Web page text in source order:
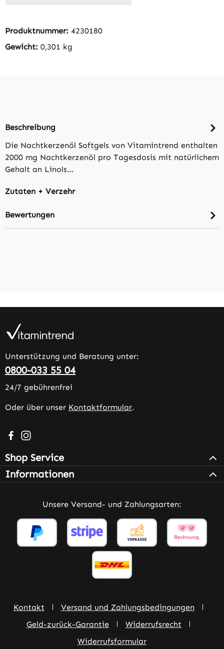
Produktnummer: 4230180
Gewicht: 0,301 kg
Beschreibung
Die Nachtkerzenöl Softgels von Vitamintrend enthalten
2000 mg Nachtkerzenöl pro Tagesdosis mit natürlichem
Gehalt an Linols…
Zutaten + Verzehr
Bewertungen
Unterstützung und Beratung unter:
0800-033 55 04
24/7 gebührenfrei
Oder über unser Kontaktformular.
Besuche uns auf Facebook – öffnet in neuem Tab
Schau auf Instagram vorbei – öffnet in neuem Tab
Shop Service
Informationen
Unsere Versand- und Zahlungsarten:
Kontakt
Versand und Zahlungsbedingungen
Geld-zurück-Garantie
Widerrufsrecht
Widerrufsformular